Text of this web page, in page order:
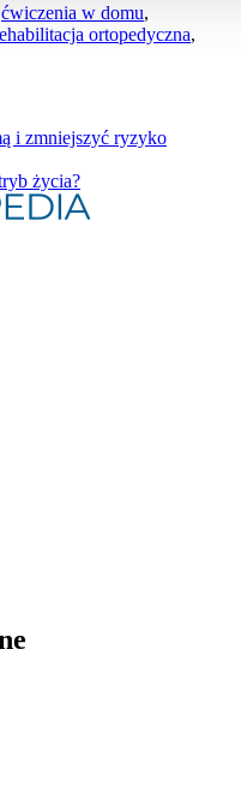
ćwiczenia w domu,
ortopedyczna,
i zmniejszyć ryzyko
życia?